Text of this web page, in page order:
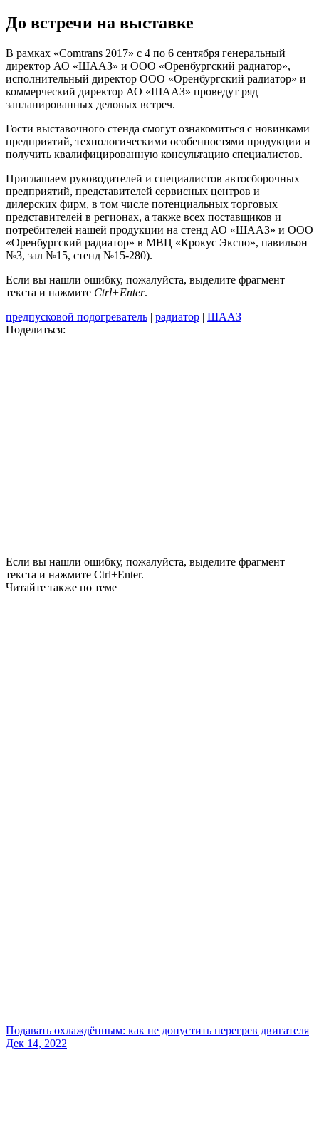
До встречи на выставке
В рамках «Comtrans 2017» с 4 по 6 сентября генеральный
директор АО «ШААЗ» и ООО «Оренбургский радиатор»,
исполнительный директор ООО «Оренбургский радиатор» и
коммерческий директор АО «ШААЗ» проведут ряд
запланированных деловых встреч.
Гости выставочного стенда смогут ознакомиться с новинками
предприятий, технологическими особенностями продукции и
получить квалифицированную консультацию специалистов.
Приглашаем руководителей и специалистов автосборочных
предприятий, представителей сервисных центров и
дилерских фирм, в том числе потенциальных торговых
представителей в регионах, а также всех поставщиков и
потребителей нашей продукции на стенд АО «ШААЗ» и ООО
«Оренбургский радиатор» в МВЦ «Крокус Экспо», павильон
№3, зал №15, стенд №15-280).
Если вы нашли ошибку, пожалуйста, выделите фрагмент
текста и нажмите Ctrl+Enter.
предпусковой подогреватель | радиатор | ШААЗ
Поделиться:
Если вы нашли ошибку, пожалуйста, выделите фрагмент
текста и нажмите Ctrl+Enter.
Читайте также по теме
Подавать охлаждённым: как не допустить перегрев двигателя
Дек 14, 2022